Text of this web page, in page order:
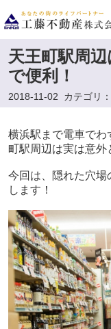
天王町駅周
で便利！
2018-11-02 カテゴリ：
横浜駅まで電車でわ
町駅周辺は実は意外
今回は、隠れた穴場
します！